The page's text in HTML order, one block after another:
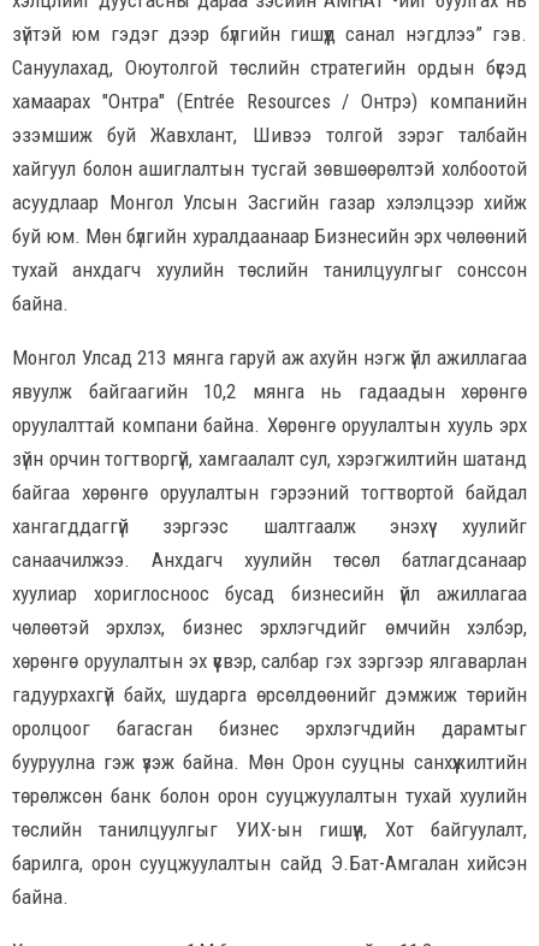
зүйтэй юм гэдэг дээр бүлгийн гишүүд санал нэгдлээ” гэв.
Сануулахад, Оюутолгой төслийн стратегийн ордын бүсэд
хамаарах "Онтра" (Entrée Resources / Онтрэ) компанийн
эзэмшиж буй Жавхлант, Шивээ толгой зэрэг талбайн
хайгуул болон ашиглалтын тусгай зөвшөөрөлтэй холбоотой
асуудлаар Монгол Улсын Засгийн газар хэлэлцээр хийж
буй юм. Мөн бүлгийн хуралдаанаар Бизнесийн эрх чөлөөний
тухай анхдагч хуулийн төслийн танилцуулгыг сонссон
байна.
Монгол Улсад 213 мянга гаруй аж ахуйн нэгж үйл ажиллагаа
явуулж байгаагийн 10,2 мянга нь гадаадын хөрөнгө
оруулалттай компани байна. Хөрөнгө оруулалтын хууль эрх
зүйн орчин тогтворгүй, хамгаалалт сул, хэрэгжилтийн шатанд
байгаа хөрөнгө оруулалтын гэрээний тогтвортой байдал
хангагддаггүй зэргээс шалтгаалж энэхүү хуулийг
санаачилжээ. Анхдагч хуулийн төсөл батлагдсанаар
хуулиар хориглосноос бусад бизнесийн үйл ажиллагаа
чөлөөтэй эрхлэх, бизнес эрхлэгчдийг өмчийн хэлбэр,
хөрөнгө оруулалтын эх үүсвэр, салбар гэх зэргээр ялгаварлан
гадуурхахгүй байх, шударга өрсөлдөөнийг дэмжиж төрийн
оролцоог багасган бизнес эрхлэгчдийн дарамтыг
бууруулна гэж үзэж байна. Мөн Орон сууцны санхүүжилтийн
төрөлжсөн банк болон орон сууцжуулалтын тухай хуулийн
төслийн танилцуулгыг УИХ-ын гишүүн, Хот байгуулалт,
барилга, орон сууцжуулалтын сайд Э.Бат-Амгалан хийсэн
байна.